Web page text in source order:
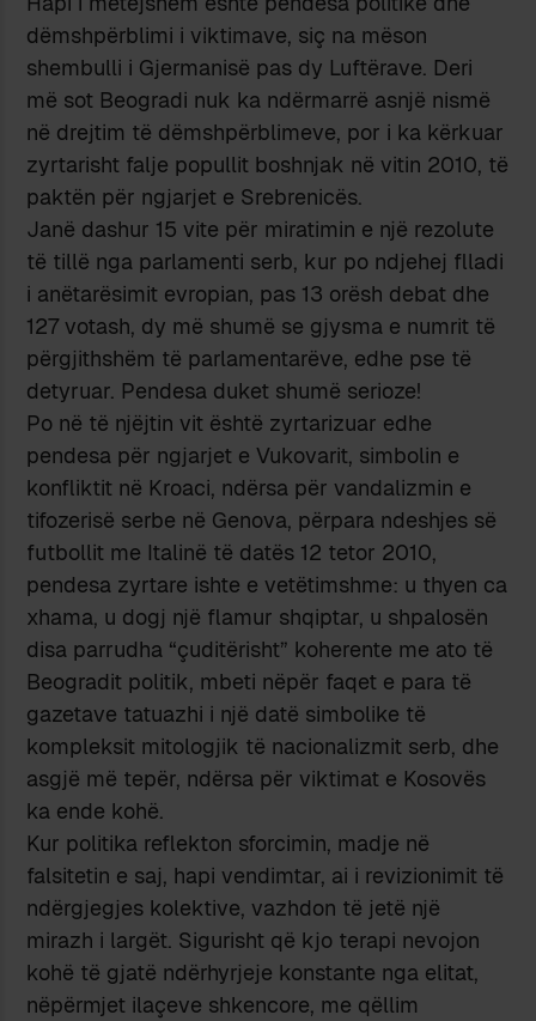
dëmshpërblimi i viktimave, siç na mëson
shembulli i Gjermanisë pas dy Luftërave. Deri
më sot Beogradi nuk ka ndërmarrë asnjë nismë
në drejtim të dëmshpërblimeve, por i ka kërkuar
zyrtarisht falje popullit boshnjak në vitin 2010, të
paktën për ngjarjet e Srebrenicës.
Janë dashur 15 vite për miratimin e një rezolute
të tillë nga parlamenti serb, kur po ndjehej flladi
i anëtarësimit evropian, pas 13 orësh debat dhe
127 votash, dy më shumë se gjysma e numrit të
përgjithshëm të parlamentarëve, edhe pse të
detyruar. Pendesa duket shumë serioze!
Po në të njëjtin vit është zyrtarizuar edhe
pendesa për ngjarjet e Vukovarit, simbolin e
konfliktit në Kroaci, ndërsa për vandalizmin e
tifozerisë serbe në Genova, përpara ndeshjes së
futbollit me Italinë të datës 12 tetor 2010,
pendesa zyrtare ishte e vetëtimshme: u thyen ca
xhama, u dogj një flamur shqiptar, u shpalosën
disa parrudha “çuditërisht” koherente me ato të
Beogradit politik, mbeti nëpër faqet e para të
gazetave tatuazhi i një datë simbolike të
kompleksit mitologjik të nacionalizmit serb, dhe
asgjë më tepër, ndërsa për viktimat e Kosovës
ka ende kohë.
Kur politika reflekton sforcimin, madje në
falsitetin e saj, hapi vendimtar, ai i revizionimit të
ndërgjegjes kolektive, vazhdon të jetë një
mirazh i largët. Sigurisht që kjo terapi nevojon
kohë të gjatë ndërhyrjeje konstante nga elitat,
nëpërmjet ilaçeve shkencore, me qëllim